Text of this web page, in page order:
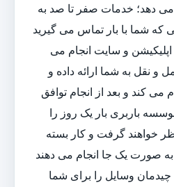
دهد؛ خدمات صفر تا صد به
شما با بار تماس می گیرید
اپلیکیشن و سایت انجام می
و نقل به شما ارائه داده و
می کند و بعد از انجام توافق
باربری بار یک روز را
خواهند گرفت و کار بسته
صورت یک جا انجام می دهند
وسایل را برای شما